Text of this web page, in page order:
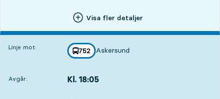
Visa fler detaljer
Linje mot: linje
752
mot
Askersund
,
Avgår: Kl. 18:05